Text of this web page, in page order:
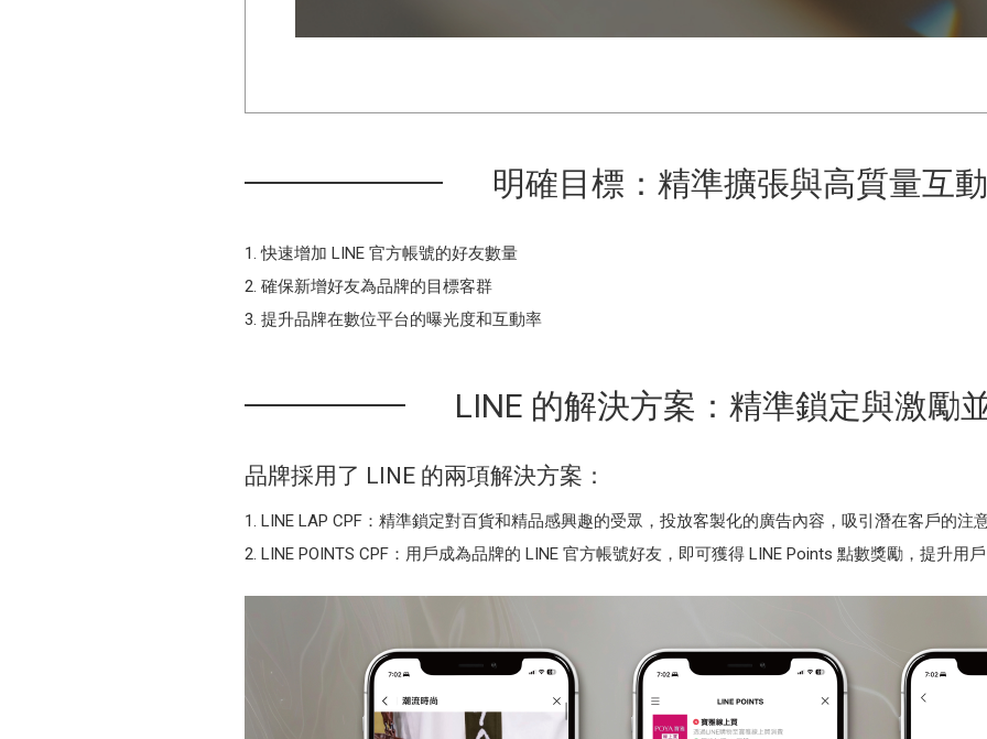
明確目標：精準擴張與高質量互動
快速增加 LINE 官方帳號的好友數量
確保新增好友為品牌的目標客群
提升品牌在數位平台的曝光度和互動率
LINE 的解決方案：精準鎖定與激勵
品牌採用了 LINE 的兩項解決方案：
LINE LAP CPF：精準鎖定對百貨和精品感興趣的受眾，投放客製化的廣告內容，吸引潛在客戶的注
LINE POINTS CPF：用戶成為品牌的 LINE 官方帳號好友，即可獲得 LINE Points 點數獎勵，提升用